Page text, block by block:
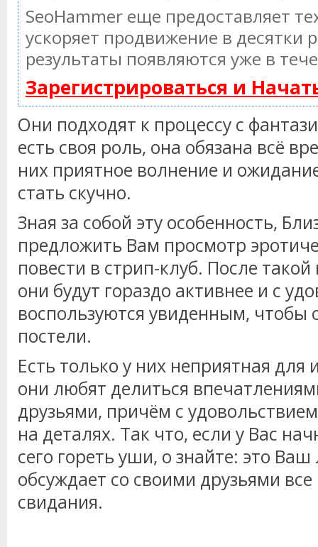
SeoHammer еще предоставляет
ускоряет продвижение в десятки
результаты появляются уже в
Зарегистрироваться и
Они подходят к процессу с
есть своя роль, она обязана всё
них приятное волнение и
стать скучно.
Зная за собой эту особенность,
предложить Вам просмотр
повести в стрип-клуб. После
они будут гораздо активнее и с
воспользуются увиденным, чтобы
постели.
Есть только у них неприятная для
они любят делиться
друзьями, причём с
на деталях. Так что, если у Вас
сего гореть уши, о знайте: это
обсуждает со своими друзьями
свидания.